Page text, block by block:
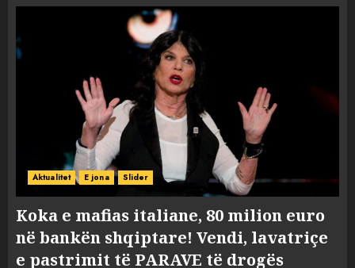
Aktualitet E jona Slider
Koka e mafias italiane, 80 milion euro
në bankën shqiptare! Vendi, lavatriçe
e pastrimit të PARAVE të drogës